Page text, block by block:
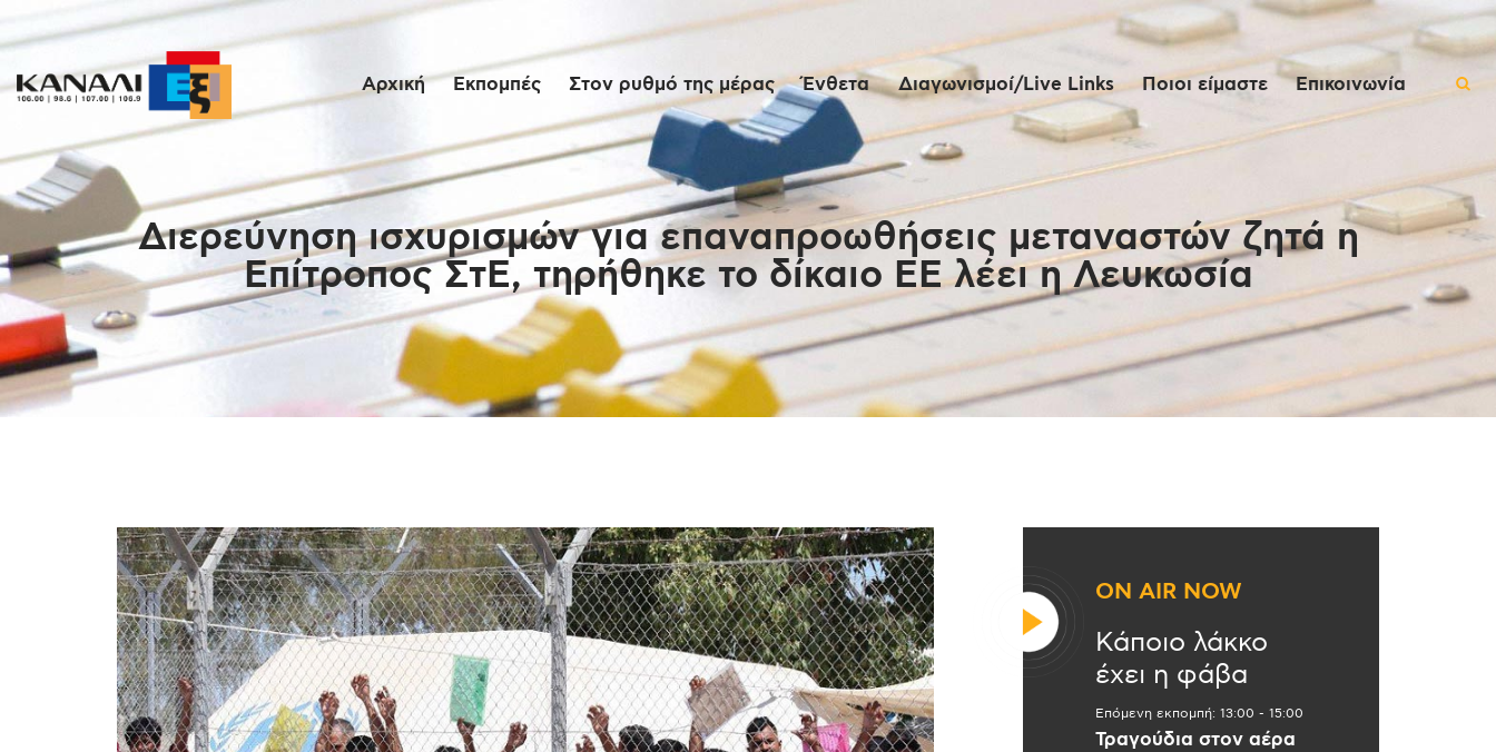
Αρχική Εκπομπές Στον ρυθμό της μέρας Ένθετα Διαγωνισμοί/Live Links Ποιοι είμαστε Επικοινωνία
Διερεύνηση ισχυρισμών για επαναπροωθήσεις μεταναστών ζητά η
Επίτροπος ΣτΕ, τηρήθηκε το δίκαιο ΕΕ λέει η Λευκωσία
Αρχική
Εκπομπές
Στον ρυθμό της
μέρας
Ένθετα
Διαγωνισμοί/Live
Links
Επικοινωνία
ON AIR NOW
Κάποιο λάκκο
έχει η φάβα
Επόμενη εκπομπή: 13:00 - 15:00
Τραγούδια στον αέρα